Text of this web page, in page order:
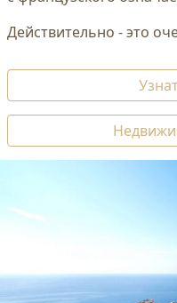
Действительно - это